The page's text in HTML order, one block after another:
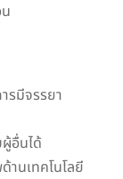
รมีจรรยา
อื่นได้
านเทคโนโลยี